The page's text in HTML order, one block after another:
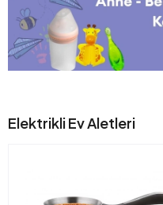
Elektrikli Ev Aletleri